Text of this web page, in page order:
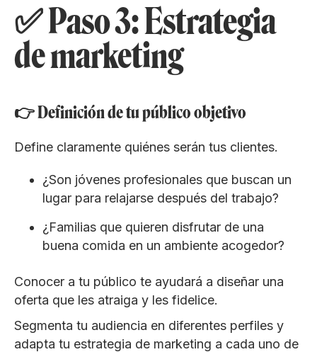
✅ Paso 3: Estrategia
de marketing
👉 Definición de tu público objetivo
Define claramente quiénes serán tus clientes.
¿Son jóvenes profesionales que buscan un
lugar para relajarse después del trabajo?
¿Familias que quieren disfrutar de una
buena comida en un ambiente acogedor?
Conocer a tu público te ayudará a diseñar una
oferta que les atraiga y les fidelice.
Segmenta tu audiencia en diferentes perfiles y
adapta tu estrategia de marketing a cada uno de